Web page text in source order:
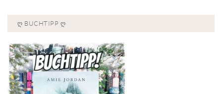
Ღ BUCHTIPP Ღ